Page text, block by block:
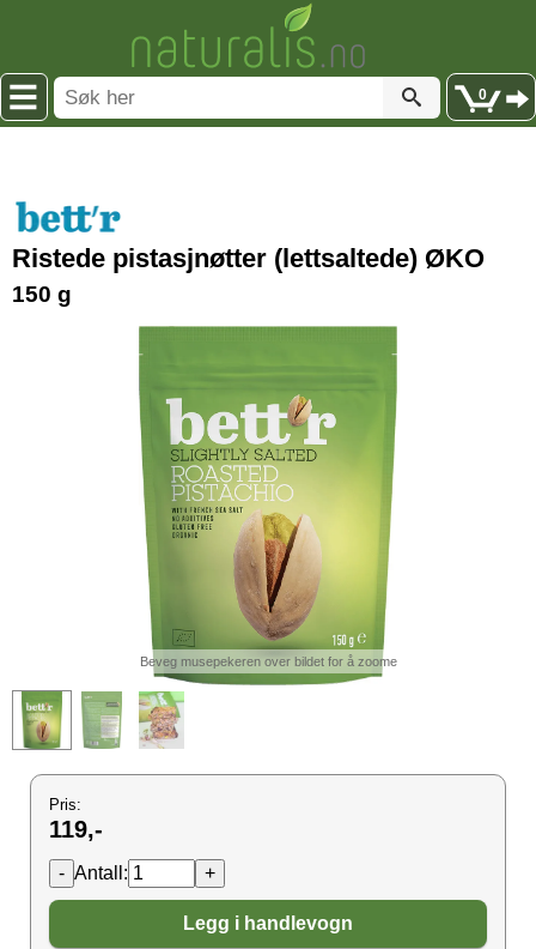
0
Ristede pistasjnøtter (lettsaltede) ØKO
150 g
Beveg musepekeren over bildet for å zoome
Pris:
119,-
Antall:
Legg i handlevogn